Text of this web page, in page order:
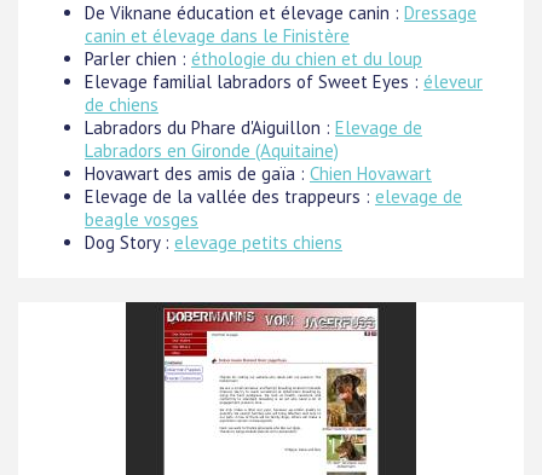
De Viknane éducation et élevage canin : Dressage
canin et élevage dans le Finistère
Parler chien : éthologie du chien et du loup
Elevage familial labradors of Sweet Eyes : éleveur
de chiens
Labradors du Phare d'Aiguillon : Elevage de
Labradors en Gironde (Aquitaine)
Hovawart des amis de gaïa : Chien Hovawart
Elevage de la vallée des trappeurs : elevage de
beagle vosges
Dog Story : elevage petits chiens